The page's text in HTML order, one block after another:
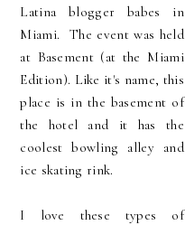
Latina blogger babes in
Miami. The event was held
at Basement (at the Miami
Edition). Like it's name, this
place is in the basement of
the hotel and it has the
coolest bowling alley and
ice skating rink.
I love these types of